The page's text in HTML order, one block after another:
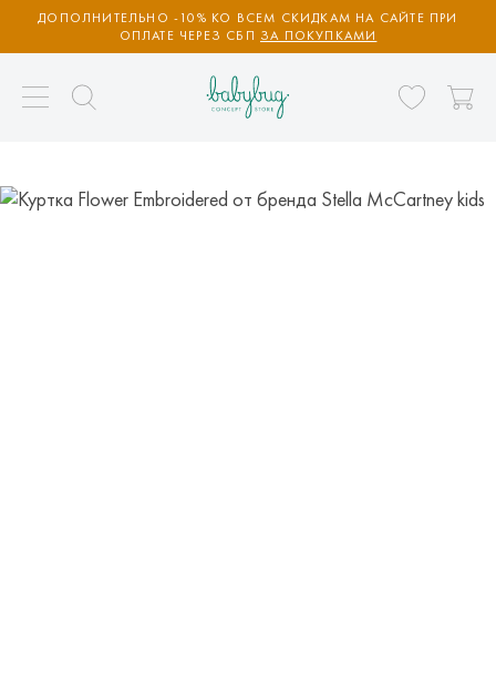
ДОПОЛНИТЕЛЬНО -10% КО ВСЕМ СКИДКАМ НА САЙТЕ ПРИ
ОПЛАТЕ ЧЕРЕЗ СБП ЗА ПОКУПКАМИ